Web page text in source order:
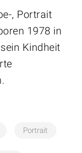
, Portrait
1978 in
Kindheit
Portrait